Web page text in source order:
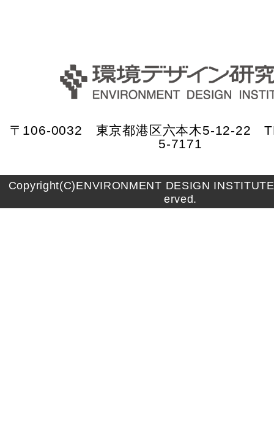
〒106-0032 東京都港区六本木5-12-22
5-7171
Copyright(C)ENVIRONMENT DESIGN
erved.